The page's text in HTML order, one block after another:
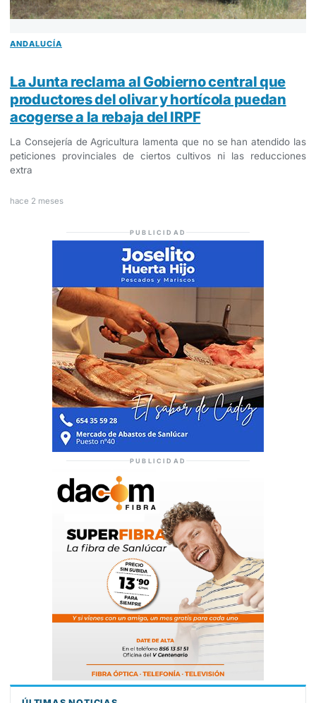
ANDALUCÍA
La Junta reclama al Gobierno central que
productores del olivar y hortícola puedan
acogerse a la rebaja del IRPF
La Consejería de Agricultura lamenta que no se han atendido las
peticiones provinciales de ciertos cultivos ni las reducciones
extra
hace 2 meses
PUBLICIDAD
PUBLICIDAD